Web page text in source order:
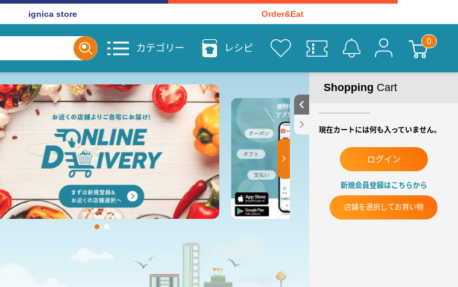
ignica store Order&Eat
カテゴリー レシピ
Shopping Cart
現在カートには何も入っていません。
ログイン
新規会員登録はこちらから
店舗を選択してお買い物